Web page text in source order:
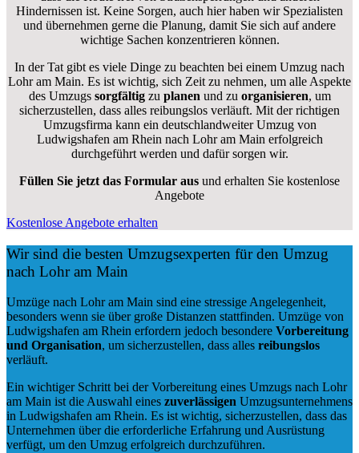
Hindernissen ist. Keine Sorgen, auch hier haben wir Spezialisten
und übernehmen gerne die Planung, damit Sie sich auf andere
wichtige Sachen konzentrieren können.
In der Tat gibt es viele Dinge zu beachten bei einem Umzug nach
Lohr am Main. Es ist wichtig, sich Zeit zu nehmen, um alle Aspekte
des Umzugs sorgfältigzu planen und zu organisieren, um
sicherzustellen, dass alles reibungslos verläuft. Mit der richtigen
Umzugsfirma kann ein deutschlandweiter Umzug von
Ludwigshafen am Rhein nach Lohr am Main erfolgreich
durchgeführt werden und dafür sorgen wir.
Füllen Sie jetzt das Formular aus und erhalten Sie kostenlose
Angebote
Kostenlose Angebote erhalten
Wir sind die besten Umzugsexperten für den Umzug
nach Lohr am Main
Umzüge nach Lohr am Main sind eine stressige Angelegenheit,
besonders wenn sie über große Distanzen stattfinden. Umzüge von
Ludwigshafen am Rhein erfordern jedoch besondere Vorbereitung
und Organisation, um sicherzustellen, dass alles reibungslos
verläuft.
Ein wichtiger Schritt bei der Vorbereitung eines Umzugs nach Lohr
am Main ist die Auswahl eines zuverlässigen Umzugsunternehmens
in Ludwigshafen am Rhein. Es ist wichtig, sicherzustellen, dass das
Unternehmen über die erforderliche Erfahrung und Ausrüstung
verfügt, um den Umzug erfolgreich durchzuführen.